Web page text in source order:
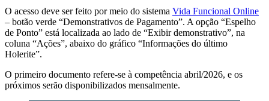
O acesso deve ser feito por meio do sistema Vida Funcional Online
– botão verde “Demonstrativos de Pagamento”. A opção “Espelho
de Ponto” está localizada ao lado de “Exibir demonstrativo”, na
coluna “Ações”, abaixo do gráfico “Informações do último
Holerite”.
O primeiro documento refere-se à competência abril/2026, e os
próximos serão disponibilizados mensalmente.